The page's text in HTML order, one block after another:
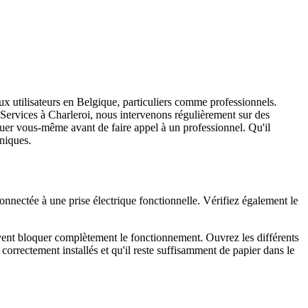
utilisateurs en Belgique, particuliers comme professionnels.
à Charleroi, nous intervenons régulièrement sur des
vous-même avant de faire appel à un professionnel. Qu'il
à une prise électrique fonctionnelle. Vérifiez également le
bloquer complètement le fonctionnement. Ouvrez les différents
installés et qu'il reste suffisamment de papier dans le